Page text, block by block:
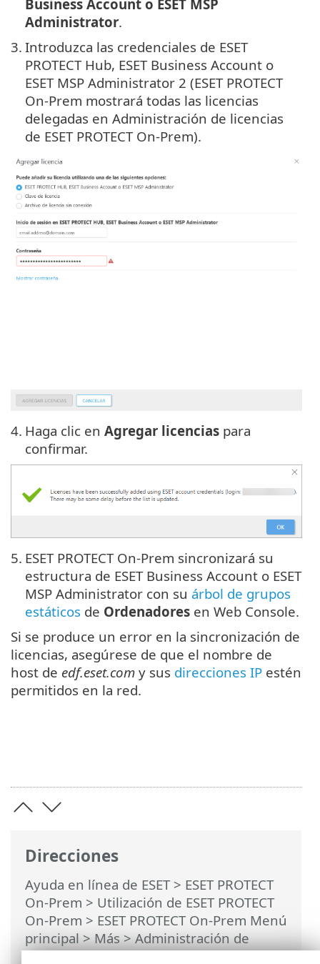
Direcciones
Ayuda en línea de ESET> ESET PROTECT
On-Prem > Utilización de ESET PROTECT
On-Prem > ESET PROTECT On-Prem Menú
principal>Más>Administración de
licencias> ESET PROTECT Hub, ESET
Business Account o ESET MSP
Administrator.
3. Introduzca las credenciales de ESET
PROTECT Hub, ESET Business Account o
ESET MSP Administrator 2 (ESET PROTECT
On-Prem mostrará todas las licencias
delegadas en Administración de licencias
de ESET PROTECT On-Prem).
4. Haga clic en Agregar licencias para
confirmar.
5. ESET PROTECT On-Prem sincronizará su
estructura de ESET Business Account o ESET
MSP Administrator con su árbol de grupos
estáticos de Ordenadores en Web Console.
Si se produce un error en la sincronización de
licencias, asegúrese de que el nombre de
host de edf.eset.com y sus direcciones IP estén
permitidos en la red.